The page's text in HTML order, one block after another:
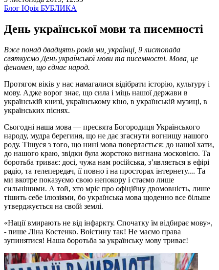
Блог Юрія БУБЛИКА
День української мови та писемності
Вже понад двадцять років ми, українці, 9 листопада
святкуємо День української мови та писемності. Мова, це
феномен, що єднає народ.
Протягом віків у нас намагалися відібрати історію, культуру і
мову. Адже ворог знає, що сила і міць нашої держави в
українській книзі, українському кіно, в українській музиці, в
українських піснях.
Сьогодні наша мова — пресвята Богородиця Українського
народу, мудра берегиня, що не дає згаснути вогнищу нашого
роду. Тішуся з того, що нині мова повертається: до нашої хати,
до нашого краю, звідки була жорстоко вигнана московією. Та
боротьба триває: досі, чужа нам російська, з’являється в ефірі
радіо, та телепередач, її повно і на просторах інтернету.... Та
ми вкотре показуємо свою непокору і стаємо лише
сильнішими. А той, хто мріє про офіційну двомовність, лише
тішить себе ілюзіями, бо українська мова щоденно все більше
утверджується на своїй землі.
«Нації вмирають не від інфаркту. Спочатку їм відбирає мову»,
- пише Ліна Костенко. Воістину так! Не маємо права
зупинятися! Наша боротьба за українську мову триває!